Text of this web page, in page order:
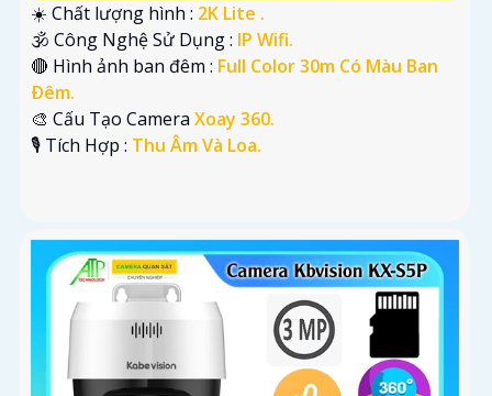
☀️ Chất lượng hình : 2K Lite .
🕉️ Công Nghệ Sử Dụng : IP Wifi.
🔴 Hình ảnh ban đêm : Full Color 30m Có Màu Ban
Ðêm.
🎨 Cấu Tạo Camera Xoay 360.
️🎙 Tích Hợp : Thu Âm Và Loa.